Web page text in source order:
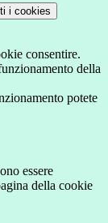
i cookies
consentire.
della
potete
essere
della cookie